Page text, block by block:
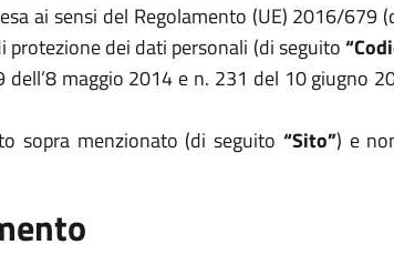
ai sensi del Regolamento (UE) 2016/679
dei dati personali (di seguito
maggio 2014 e n. 231 del 10 giugno
sopra menzionato (di seguito “Sito”) e